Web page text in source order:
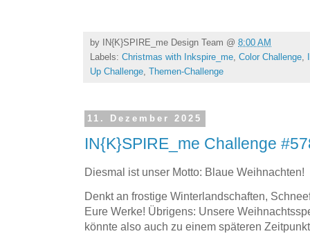
by IN{K}SPIRE_me Design Team @ 8:00 AM
Labels: Christmas with Inkspire_me Color Challenge
Up Challenge Themen-Challenge
11. Dezember 2025
IN{K}SPIRE_me Challenge
Diesmal ist unser Motto: Blaue Weihnachten!
Denkt an frostige Winterlandschaften,
Eure Werke! Übrigens: Unsere
könnte also auch zu einem späteren